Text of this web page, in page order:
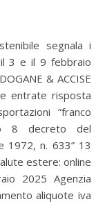
3 e il 9 febbraio
& ACCISE
entrate risposta
”franco
8 decreto del
1972, n. 633” 13
estere: online
2025 Agenzia
aliquote iva